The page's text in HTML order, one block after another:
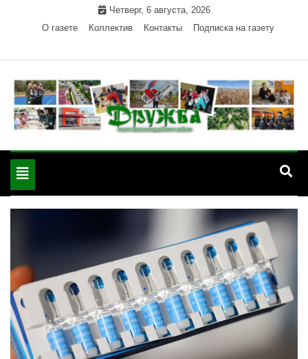
Четверг, 6 августа, 2026
О газете
Коллектив Контакты Подписка на газету
"Дружба" — газета
района РА
Красногвардейского района Республики Адыгея
Toggle
navigation